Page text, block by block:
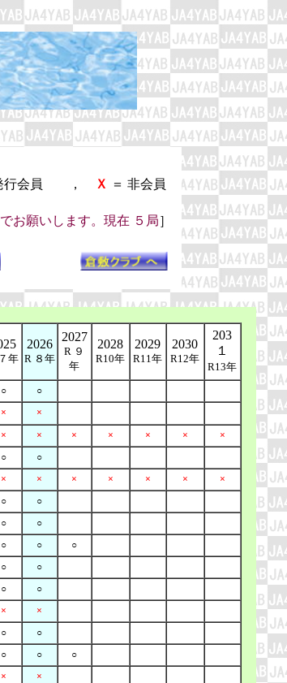
員 ， Ｘ ＝ 非会員
お願いします。現在 ５局］
年
2026
R ８年
2027
R ９
年
2028
R10年
2029
R11年
2030
R12年
203
１
R13年
○ ○
× ×
× × × × × × ×
○ ○
× × × × × × ×
○ ○
○ ○
○ ○ ○
○ ○
○ ○
× ×
○ ○
○ ○ ○
× ×